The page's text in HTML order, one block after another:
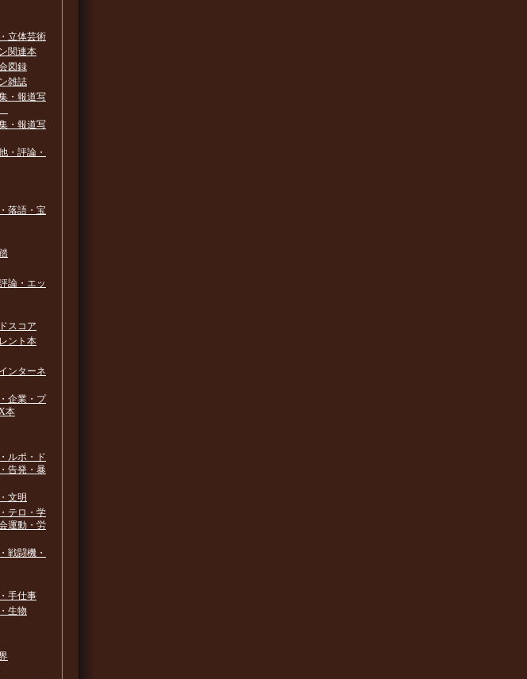
立体芸術
関連本
図録
雑誌
・報道写
・報道写
・評論・
落語・宝
論・エッ
スコア
ント本
ンターネ
企業・プ
本
ルポ・ド
告発・暴
文明
テロ・学
運動・労
戦闘機・
手仕事
生物